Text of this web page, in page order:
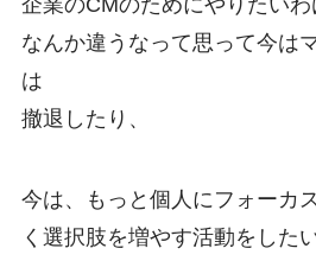
なんか違うなって思って今は
は
撤退したり、
今は、もっと個人にフォーカ
く選択肢を増やす活動をした